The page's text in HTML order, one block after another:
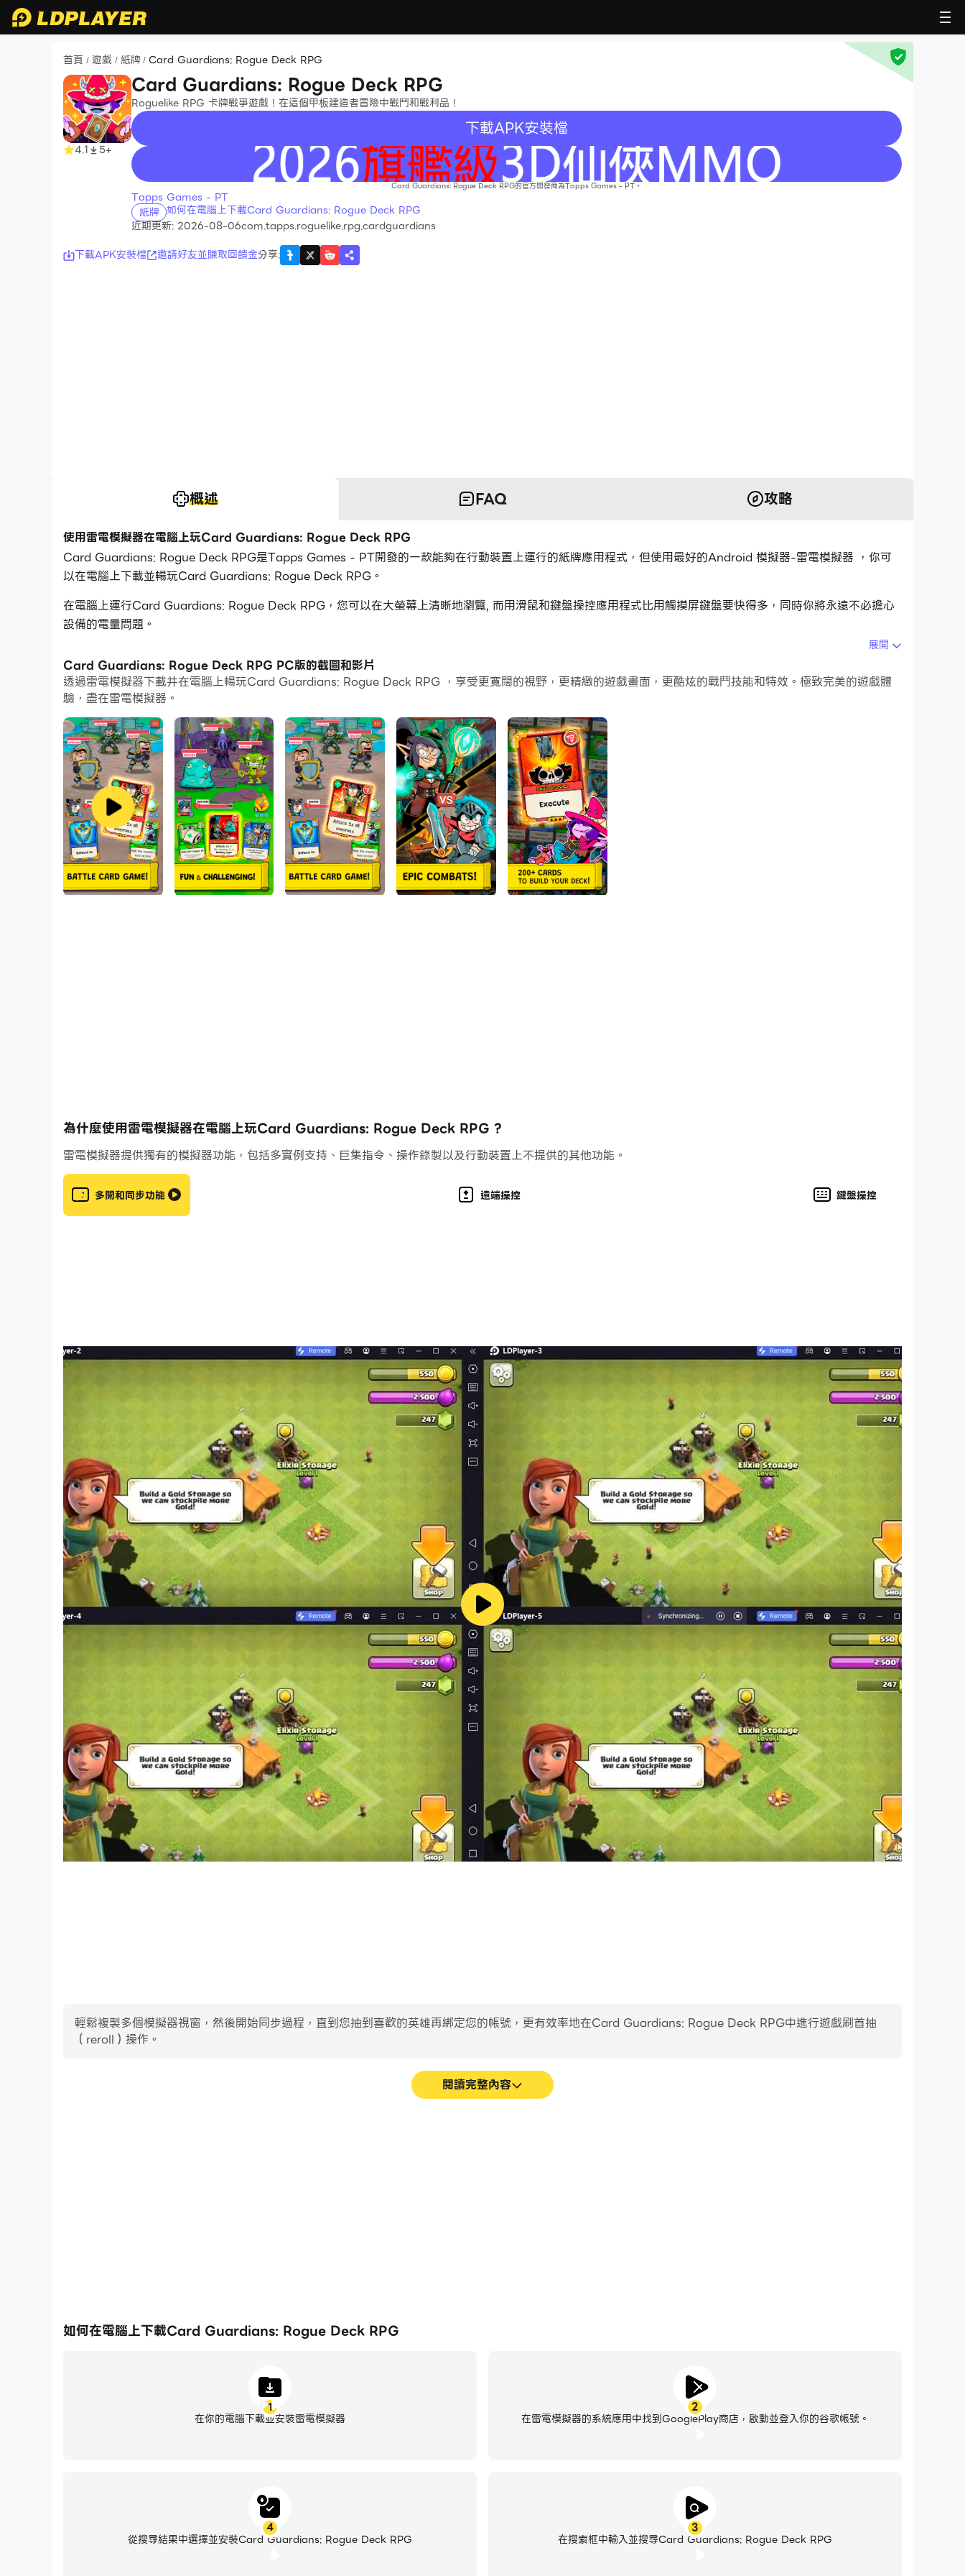
首頁 / 遊戲 / 紙牌 / Card Guardians: Rogue Deck RPG
4.1 5+
Card Guardians: Rogue Deck RPG
Roguelike RPG 卡牌戰爭遊戲！在這個甲板建造者冒險中戰鬥和戰利品！
下載APK安裝檔
recommend
Card Guardians: Rogue Deck RPG的官方開發商為Tapps Games - PT。
Tapps Games - PT
紙牌 如何在電腦上下載Card Guardians: Rogue Deck RPG
近期更新: 2026-08-06com.tapps.roguelike.rpg.cardguardians
下載APK安裝檔
邀請好友並賺取回饋金分享:
概述 FAQ 攻略
使用雷電模擬器在電腦上玩Card Guardians: Rogue Deck RPG
Card Guardians: Rogue Deck RPG是Tapps Games - PT開發的一款能夠在行動裝置上運行的紙牌應用程式，但使用最好的Android 模擬器-雷電模擬器 ，你可
以在電腦上下載並暢玩Card Guardians: Rogue Deck RPG。
在電腦上運行Card Guardians: Rogue Deck RPG，您可以在大螢幕上清晰地瀏覽, 而用滑鼠和鍵盤操控應用程式比用觸摸屏鍵盤要快得多，同時你將永遠不必擔心
設備的電量問題。
通過多開和同步功能，你甚至可以在PC上運行多個應用程式和帳戶。
而文件互傳功能讓分享圖像、影片和文件也變得非常容易。
下載Card Guardians: Rogue Deck RPG並在PC上運行。享受PC端的大螢幕和高畫質畫質吧!
歡迎來到瓦倫西亞的世界！以 Roguelike 套牌構建風格體驗驚心動魄的卡牌戰鬥。
組建你的套牌，成為中土世界的傳奇英雄。通過戰略卡牌選擇擊敗險惡的怪物並掌控混亂！
瓦倫西亞的怪物和敵人正等著你！選擇一副戰略牌來對抗這些被黑暗勢力統治的生物。這段旅程需要大量的策略，當然也需要勇氣。請務必小心，這款 Roguelike 卡
牌戰爭遊戲不僅僅是一款簡單的 Rogue 卡牌戰鬥遊戲。準備好迎接這個冒險時刻吧！
你必須探索各個領域，尋找新的 Roguelike 卡牌來構建你的套牌並在史詩般的戰鬥中使用。請記住，與每個 ccg 卡牌遊戲一樣，您的策略非常重要，只有使用和征服
您最好的 RPG 牌組構建才能贏得戰鬥。你準備好參加這場冒險時間卡牌大戰了嗎？
⚔️成為瓦倫西亞的英雄
踏上這款 RPG 集換式卡牌遊戲並選擇你的英雄。在激烈的 Roguelike 卡牌遊戲中挑戰你的對手，成為瓦倫西亞最偉大的 RPG 牌組構建者！
每個英雄都擁有獨特的力量，更多英雄等待著您探索各個領域。這個 Roguelike 冒險時間將考驗您的勇氣，需要令人印象深刻的 RPG CCG 牌組和 Roguelike 卡牌
戰鬥的掌握。你準備好接受挑戰了嗎？
在這款 Roguelike 卡牌戰鬥遊戲中，成功取決於你的牌組。在每個關卡中，您都將解鎖新的 RPG 集換式卡牌戰爭，以製定您的策略並參與激動人心的戰鬥。
作為英雄，您的重點是套牌構建、CCG 交易卡以及製定強大的策略來戰勝由混沌魔法控制的生物。
🌎 探索 RPG 卡牌對戰遊戲
展開
Card Guardians: Rogue Deck RPG PC版的截圖和影片
透過雷電模擬器下載并在電腦上暢玩Card Guardians: Rogue Deck RPG ，享受更寬闊的視野，更精緻的遊戲畫面，更酷炫的戰鬥技能和特效。極致完美的遊戲體
驗，盡在雷電模擬器。
為什麼使用雷電模擬器在電腦上玩Card Guardians: Rogue Deck RPG ?
雷電模擬器提供獨有的模擬器功能，包括多實例支持、巨集指令、操作錄製以及行動裝置上不提供的其他功能。
多開和同步功能 遠端操控 鍵盤操控
輕鬆複製多個模擬器視窗，然後開始同步過程，直到您抽到喜歡的英雄再綁定您的帳號，更有效率地在Card Guardians: Rogue Deck RPG中進行遊戲刷首抽
（reroll）操作。
閱讀完整內容
如何在電腦上下載Card Guardians: Rogue Deck RPG
1
在你的電腦下載並安裝雷電模擬器
2
在雷電模擬器的系統應用中找到GooglePlay商店，啟動並登入你的谷歌帳號。
3
在搜索框中輸入並搜尋Card Guardians: Rogue Deck RPG
4
從搜尋結果中選擇並安裝Card Guardians: Rogue Deck RPG